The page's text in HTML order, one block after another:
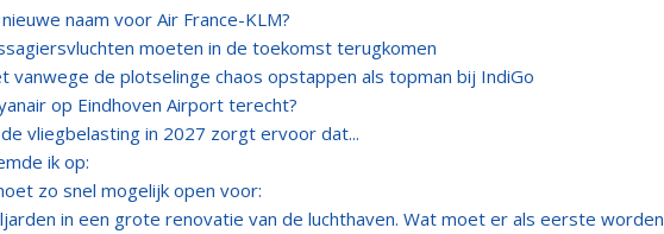
naam voor Air France-KLM?
moeten in de toekomst terugkomen
vanwege de plotselinge chaos opstappen als topman bij IndiGo
op Eindhoven Airport terecht?
vliegbelasting in 2027 zorgt ervoor dat...
ik op:
zo snel mogelijk open voor:
in een grote renovatie van de luchthaven. Wat moet er als eerste worden